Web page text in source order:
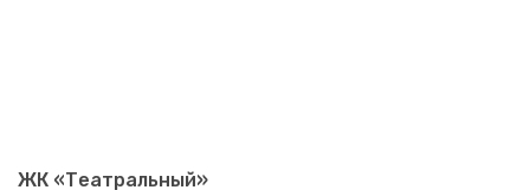
ЖК «Театральный»